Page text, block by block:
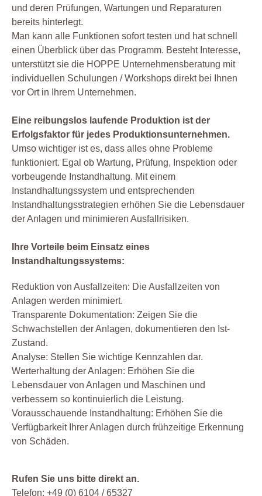
und deren Prüfungen, Wartungen und Reparaturen
bereits hinterlegt.
Man kann alle Funktionen sofort testen und hat schnell
einen Überblick über das Programm. Besteht Interesse,
unterstützt sie die HOPPE Unternehmensberatung mit
individuellen Schulungen / Workshops direkt bei Ihnen
vor Ort in Ihrem Unternehmen.
Eine reibungslos laufende Produktion ist der
Erfolgsfaktor für jedes Produktionsunternehmen.
Umso wichtiger ist es, dass alles ohne Probleme
funktioniert. Egal ob Wartung, Prüfung, Inspektion oder
vorbeugende Instandhaltung. Mit einem
Instandhaltungssystem und entsprechenden
Instandhaltungsstrategien erhöhen Sie die Lebensdauer
der Anlagen und minimieren Ausfallrisiken.
Ihre Vorteile beim Einsatz eines
Instandhaltungssystems:
Reduktion von Ausfallzeiten: Die Ausfallzeiten von
Anlagen werden minimiert.
Transparente Dokumentation: Zeigen Sie die
Schwachstellen der Anlagen, dokumentieren den Ist-
Zustand.
Analyse: Stellen Sie wichtige Kennzahlen dar.
Werterhaltung der Anlagen: Erhöhen Sie die
Lebensdauer von Anlagen und Maschinen und
verbessern so kontinuierlich die Leistung.
Vorausschauende Instandhaltung: Erhöhen Sie die
Verfügbarkeit Ihrer Anlagen durch frühzeitige Erkennung
von Schäden.
Rufen Sie uns bitte direkt an.
Telefon: +49 (0) 6104 / 65327